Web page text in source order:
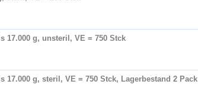
17.000 g, unsteril, VE = 750 Stck
g, steril, VE = 750 Stck, Lagerbestand 2 Pack